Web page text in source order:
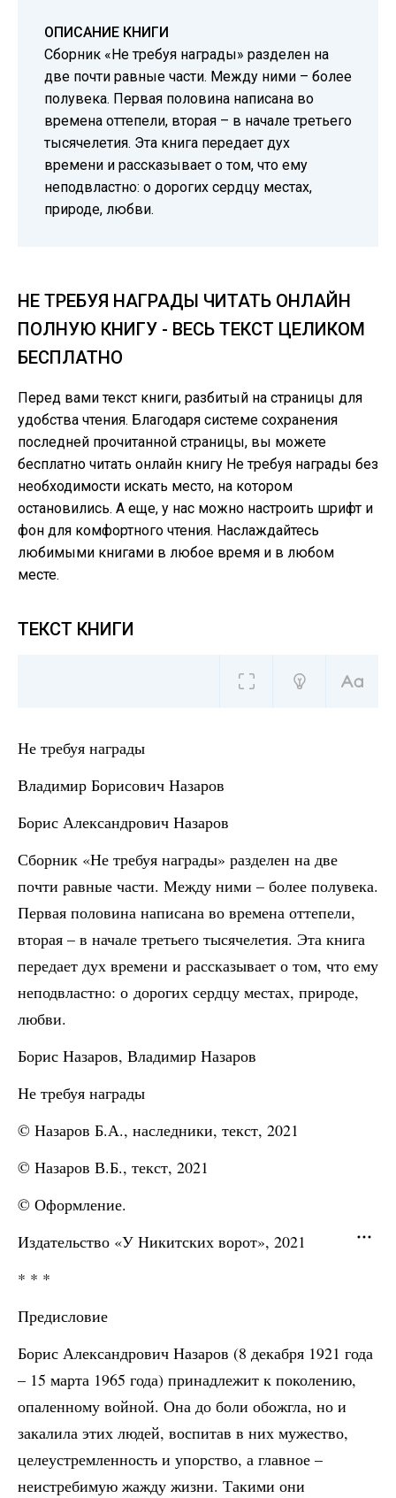
ОПИСАНИЕ КНИГИ
Сборник «Не требуя награды» разделен на
две почти равные части. Между ними – более
полувека. Первая половина написана во
времена оттепели, вторая – в начале третьего
тысячелетия. Эта книга передает дух
времени и рассказывает о том, что ему
неподвластно: о дорогих сердцу местах,
природе, любви.
НЕ ТРЕБУЯ НАГРАДЫ ЧИТАТЬ ОНЛАЙН
ПОЛНУЮ КНИГУ - ВЕСЬ ТЕКСТ ЦЕЛИКОМ
БЕСПЛАТНО
Перед вами текст книги, разбитый на страницы для
удобства чтения. Благодаря системе сохранения
последней прочитанной страницы, вы можете
бесплатно читать онлайн книгу Не требуя награды без
необходимости искать место, на котором
остановились. А еще, у нас можно настроить шрифт и
фон для комфортного чтения. Наслаждайтесь
любимыми книгами в любое время и в любом
месте.
ТЕКСТ КНИГИ
Не требуя награды
Владимир Борисович Назаров
Борис Александрович Назаров
Сборник «Не требуя награды» разделен на две
почти равные части. Между ними – более полувека.
Первая половина написана во времена оттепели,
вторая – в начале третьего тысячелетия. Эта книга
передает дух времени и рассказывает о том, что ему
неподвластно: о дорогих сердцу местах, природе,
любви.
Борис Назаров, Владимир Назаров
Не требуя награды
© Назаров Б.А., наследники, текст, 2021
© Назаров В.Б., текст, 2021
© Оформление.
Издательство «У Никитских ворот», 2021
* * *
Предисловие
Борис Александрович Назаров (8 декабря 1921 года
– 15 марта 1965 года) принадлежит к поколению,
опаленному войной. Она до боли обожгла, но и
закалила этих людей, воспитав в них мужество,
целеустремленность и упорство, а главное –
неистребимую жажду жизни. Такими они